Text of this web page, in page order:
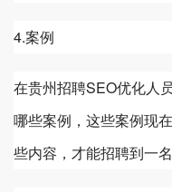
4.案例
在贵州招聘SEO优化人
哪些案例，这些案例现
些内容，才能招聘到一名